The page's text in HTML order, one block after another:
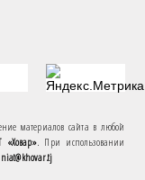
материалов сайта в любой
«Ховар». При использовании
niat@khovar.tj